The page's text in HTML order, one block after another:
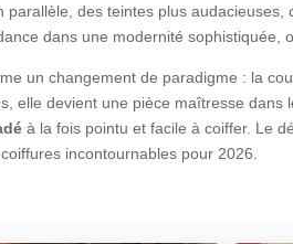
parallèle, des teintes plus
dans une modernité sophistiquée,
un changement de paradigme : la
elle devient une pièce maîtresse dans
à la fois pointu et facile à coiffer. Le
incontournables pour 2026.